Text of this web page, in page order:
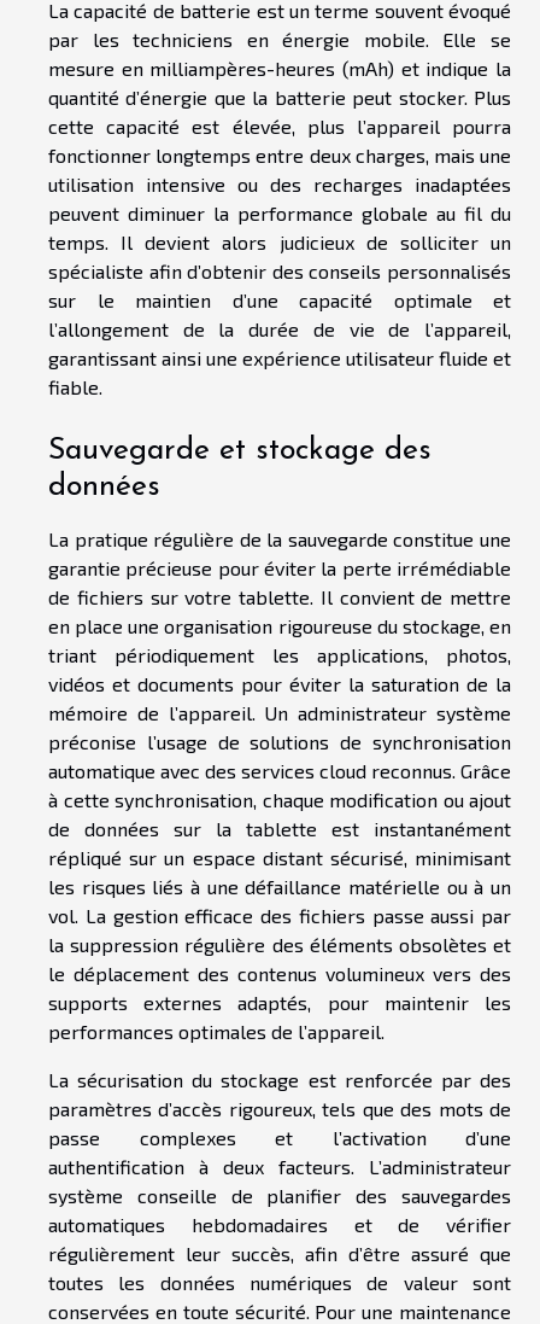
La capacité de batterie est un terme souvent évoqué
par les techniciens en énergie mobile. Elle se
mesure en milliampères-heures (mAh) et indique la
quantité d’énergie que la batterie peut stocker. Plus
cette capacité est élevée, plus l’appareil pourra
fonctionner longtemps entre deux charges, mais une
utilisation intensive ou des recharges inadaptées
peuvent diminuer la performance globale au fil du
temps. Il devient alors judicieux de solliciter un
spécialiste afin d’obtenir des conseils personnalisés
sur le maintien d’une capacité optimale et
l’allongement de la durée de vie de l’appareil,
garantissant ainsi une expérience utilisateur fluide et
fiable.
Sauvegarde et stockage des
données
La pratique régulière de la sauvegarde constitue une
garantie précieuse pour éviter la perte irrémédiable
de fichiers sur votre tablette. Il convient de mettre
en place une organisation rigoureuse du stockage, en
triant périodiquement les applications, photos,
vidéos et documents pour éviter la saturation de la
mémoire de l’appareil. Un administrateur système
préconise l’usage de solutions de synchronisation
automatique avec des services cloud reconnus. Grâce
à cette synchronisation, chaque modification ou ajout
de données sur la tablette est instantanément
répliqué sur un espace distant sécurisé, minimisant
les risques liés à une défaillance matérielle ou à un
vol. La gestion efficace des fichiers passe aussi par
la suppression régulière des éléments obsolètes et
le déplacement des contenus volumineux vers des
supports externes adaptés, pour maintenir les
performances optimales de l’appareil.
La sécurisation du stockage est renforcée par des
paramètres d’accès rigoureux, tels que des mots de
passe complexes et l’activation d’une
authentification à deux facteurs. L’administrateur
système conseille de planifier des sauvegardes
automatiques hebdomadaires et de vérifier
régulièrement leur succès, afin d’être assuré que
toutes les données numériques de valeur sont
conservées en toute sécurité. Pour une maintenance